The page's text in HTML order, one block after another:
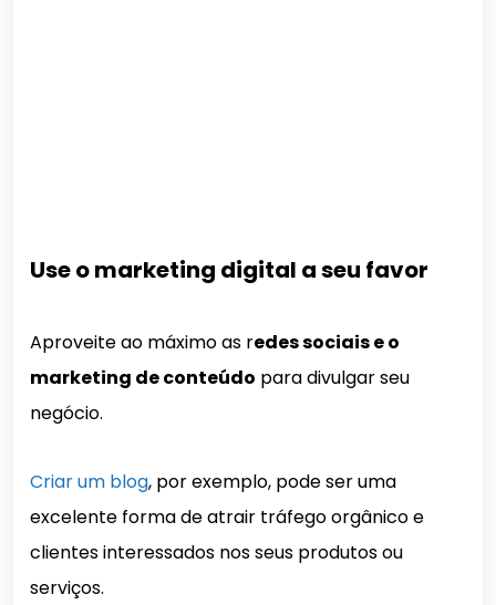
Use o marketing digital a seu favor
Aproveite ao máximo as redes sociais e o
marketing de conteúdo para divulgar seu
negócio.
Criar um blog, por exemplo, pode ser uma
excelente forma de atrair tráfego orgânico e
clientes interessados nos seus produtos ou
serviços.